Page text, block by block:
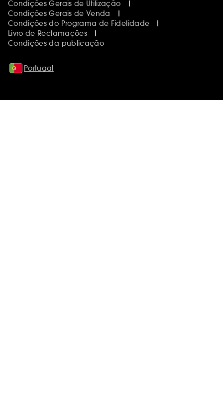
Condições Gerais de Utilização
Condições Gerais de Venda
Condições do Programa de Fidelidade
Livro de Reclamações
Condições da publicação
Portugal